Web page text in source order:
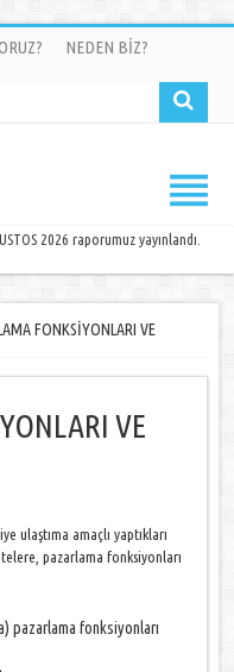
NEDEN BİZ?
2026 raporumuz yayınlandı.
FONKSİYONLARI VE
VE
ulaştıma amaçlı yaptıkları
pazarlama fonksiyonları
pazarlama fonksiyonları